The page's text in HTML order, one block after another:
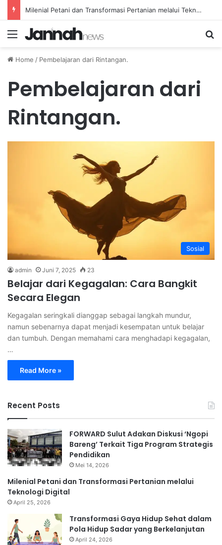
Milenial Petani dan Transformasi Pertanian melalui Teknologi Digital
Menu
Home / Pembelajaran dari Rintangan.
Pembelajaran dari
Rintangan.
Sosial
admin Juni 7, 2025 23
Belajar dari Kegagalan: Cara Bangkit
Secara Elegan
Kegagalan seringkali dianggap sebagai langkah mundur,
namun sebenarnya dapat menjadi kesempatan untuk belajar
dan tumbuh. Dengan memahami cara menghadapi kegagalan,
…
Read More »
Recent Posts
FORWARD Sulut Adakan Diskusi ‘Ngopi
Bareng’ Terkait Tiga Program Strategis
Pendidikan
Mei 14, 2026
Milenial Petani dan Transformasi Pertanian melalui
Teknologi Digital
April 25, 2026
Transformasi Gaya Hidup Sehat dalam
Pola Hidup Sadar yang Berkelanjutan
April 24, 2026